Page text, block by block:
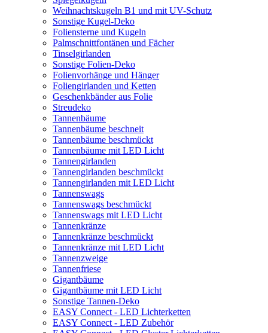
Weihnachtskugeln B1 und mit UV-Schutz
Sonstige Kugel-Deko
Foliensterne und Kugeln
Palmschnittfontänen und Fächer
Tinselgirlanden
Sonstige Folien-Deko
Folienvorhänge und Hänger
Foliengirlanden und Ketten
Geschenkbänder aus Folie
Streudeko
Tannenbäume
Tannenbäume beschneit
Tannenbäume beschmückt
Tannenbäume mit LED Licht
Tannengirlanden
Tannengirlanden beschmückt
Tannengirlanden mit LED Licht
Tannenswags
Tannenswags beschmückt
Tannenswags mit LED Licht
Tannenkränze
Tannenkränze beschmückt
Tannenkränze mit LED Licht
Tannenzweige
Tannenfriese
Gigantbäume
Gigantbäume mit LED Licht
Sonstige Tannen-Deko
EASY Connect - LED Lichterketten
EASY Connect - LED Zubehör